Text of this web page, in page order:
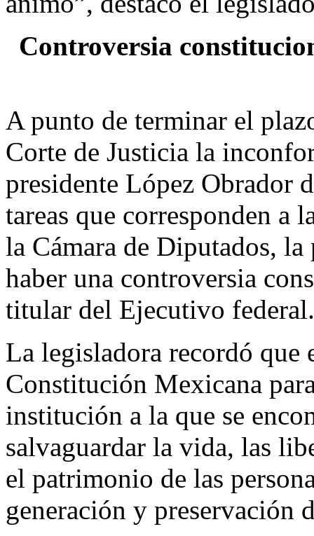
Controversia
A punto de terminar el
Corte de Justicia la
presidente López Obrador
tareas que corresponden a
la Cámara de Diputados,
haber una controversia
titular del Ejecutivo federal.
La legisladora recordó que
Constitución Mexicana
institución a la que se
salvaguardar la vida, las
el patrimonio de las
generación y preservación